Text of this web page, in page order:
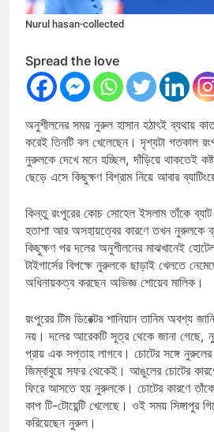
Nurul hasan-collected
Spread the love
অনুশীলনের সময় নুরুল হাসান হঠাৎই ব্যথায়
করেই তিনটি বল খেলেছেন। দৃশ্যটা গতকাল
নুরুলকে দেখে মনে হচ্ছিল, দাঁড়িয়ে থাকতেই
ছেড়ে এসে কিছুক্ষণ বিশ্রাম নিয়ে আবার
কিন্তু রংপুরের কোচ সোহেল ইসলাম তাঁকে ব্যাট
হতাশা আর অসহায়ত্বের কারণে তখন নুরুলকে
কিছুক্ষণ পর দলের অনুশীলনের মাঝখানেই
টাইগার্সের বিপক্ষে নুরুলকে ছাড়াই খেলতে
অধিনায়কত্ব করছেন অভিজ্ঞ শোয়েব মালিক।
রংপুরের টিম ডিরেক্টর শানিয়ান তানিম অবশ্য
নয়। দলের আরেকটি সূত্র থেকে জানা গেছে,
প্রায় এক সপ্তাহ লাগবে। চোটের সঙ্গে
জিম্বাবুয়ে সফর থেকেই। আঙুলের চোটের
ফিরে আসতে হয় নুরুলকে। চোটের কারণে তাঁকে
কাপ টি-টোয়েন্টি খেলেছে। ওই সময় সিঙ্গাপুর
করিয়েছেন নুরুল।